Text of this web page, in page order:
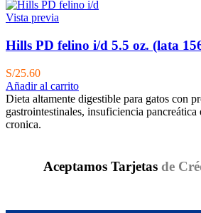
Vista previa
Hills PD felino i/d 5.5 oz. (lata
S/25.60
Añadir al carrito
Dieta altamente digestible para gatos con
gastrointestinales, insuficiencia
cronica.
Aceptamos Tarjetas de